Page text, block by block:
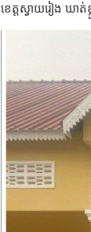
ខេត្តស្វាយរៀង ឃា